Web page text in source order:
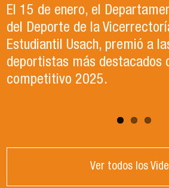
El 15 de enero, el
del Deporte de la
Estudiantil Usach, premió a
deportistas más destacados
competitivo 2025.
En este segundo capítulo
Proyecto Ludo Inclusión,
profesor Claudio Farías y
Pedagogía en Educación
de Ciencias Médicas de la Uni
Te invitamos a revisar el
candidato , el Dr. Celso
de Director de Escuela
Ver todos los